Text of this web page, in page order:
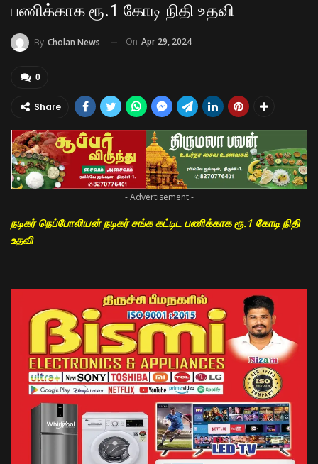
பணிக்காக ரூ.1 கோடி நிதி உதவி
By Cholan News On Apr 29, 2024
0
Share
- Advertisement -
நடிகர் நெப்போலியன் நடிகர் சங்க கட்டிட பணிக்காக ரூ.1 கோடி நிதி
உதவி